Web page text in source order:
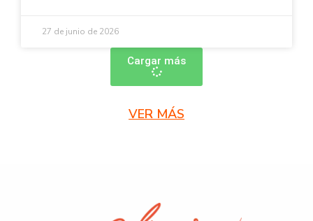
27 de junio de 2026
Cargar más
VER MÁS